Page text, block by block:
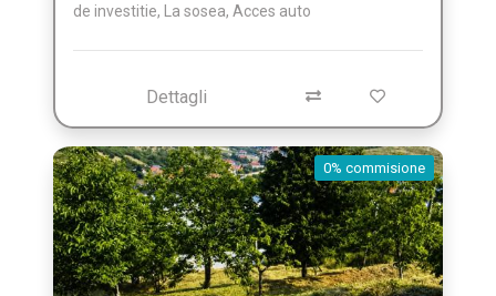
de investitie, La sosea, Acces auto
Dettagli
0% commisione